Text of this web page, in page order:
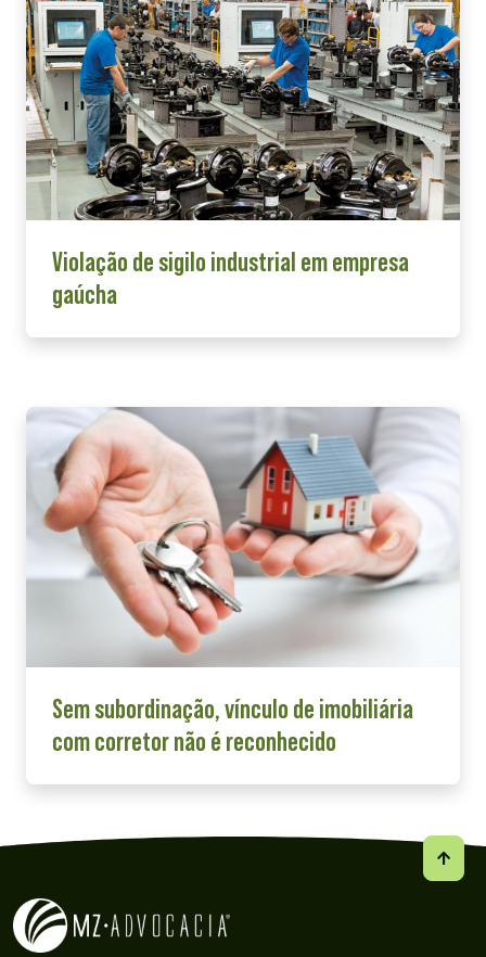
Violação de sigilo industrial em empresa
gaúcha
Sem subordinação, vínculo de imobiliária
com corretor não é reconhecido